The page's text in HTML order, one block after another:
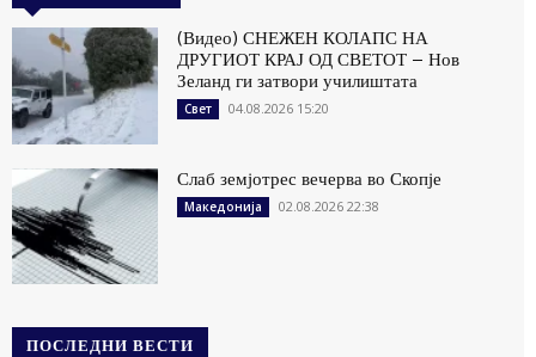
(Видео) СНЕЖЕН КОЛАПС НА
ДРУГИОТ КРАЈ ОД СВЕТОТ – Нов
Зеланд ги затвори училиштата
Свет 04.08.2026 15:20
Слаб земјотрес вечерва во Скопје
Македонија 02.08.2026 22:38
ПОСЛЕДНИ ВЕСТИ